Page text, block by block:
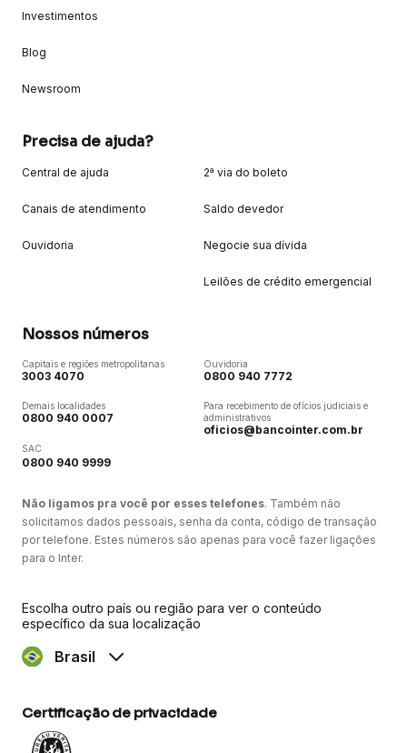
Investimentos
Blog
Newsroom
Precisa de ajuda?
Central de ajuda
Canais de atendimento
Ouvidoria
2ª via do boleto
Saldo devedor
Negocie sua dívida
Leilões de crédito emergencial
Nossos números
Capitais e regiões metropolitanas
3003 4070
Demais localidades
0800 940 0007
SAC
0800 940 9999
Ouvidoria
0800 940 7772
Para recebimento de ofícios judiciais e
administrativos
oficios@bancointer.com.br
Não ligamos pra você por esses telefones. Também não
solicitamos dados pessoais, senha da conta, código de transação
por telefone. Estes números são apenas para você fazer ligações
para o Inter.
Escolha outro país ou região para ver o conteúdo
específico da sua localização
Brasil
Certificação de privacidade